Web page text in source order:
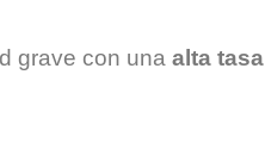
grave con una alta tasa